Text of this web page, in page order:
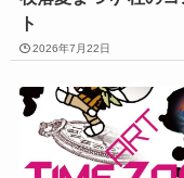
ト
2026年7月22日